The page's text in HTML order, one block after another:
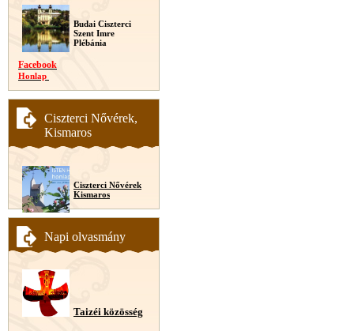
Budai Ciszterci
Szent Imre
Plébánia
Facebook
Honlap
Ciszterci Nővérek,
Kismaros
Ciszterci Nővérek
Kismaros
Napi olvasmány
Taizéi közösség